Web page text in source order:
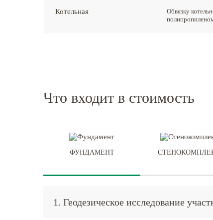
Котельная
Обвязку
Что входит в стоимость
ФУНДАМЕНТ
1. Геодезическое исследование